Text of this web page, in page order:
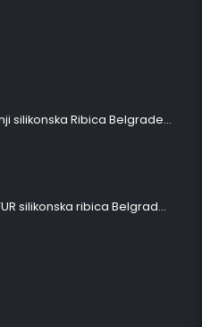
Šetač HOLO srednji silikonska Ribica Belgrade Walker
Šetač srednji NATUR silikonska ribica Belgrade Walker